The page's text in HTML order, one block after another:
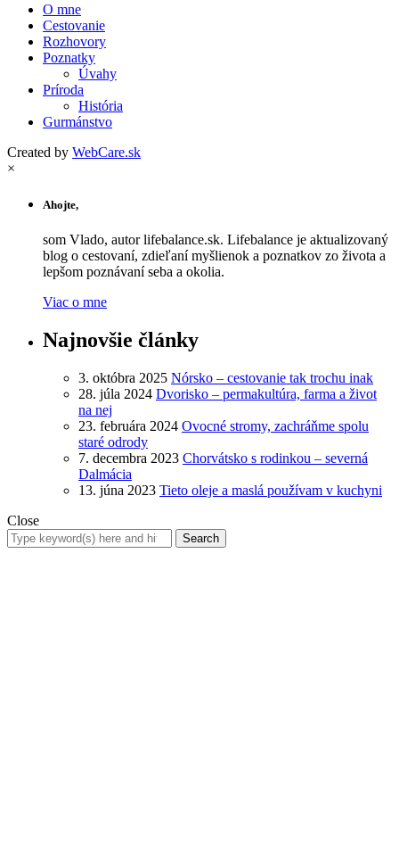
O mne
Cestovanie
Rozhovory
Poznatky
Úvahy
Príroda
História
Gurmánstvo
Created by WebCare.sk
×
Ahojte,
som Vlado, autor lifebalance.sk. Lifebalance je aktualizovaný
blog o cestovaní, zdieľaní myšlienok a poznatkov zo života a
lepšom poznávaní seba a okolia.
Viac o mne
Najnovšie články
3. októbra 2025 Nórsko – cestovanie tak trochu inak
28. júla 2024 Dvorisko – permakultúra, farma a život
na nej
23. februára 2024 Ovocné stromy, zachráňme spolu
staré odrody
7. decembra 2023 Chorvátsko s rodinkou – severná
Dalmácia
13. júna 2023 Tieto oleje a maslá používam v kuchyni
Close